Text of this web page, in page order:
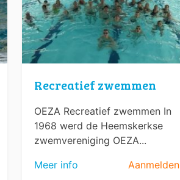
Recreatief zwemmen
OEZA Recreatief zwemmen In
1968 werd de Heemskerkse
zwemvereniging OEZA...
Meer info
Aanmelden